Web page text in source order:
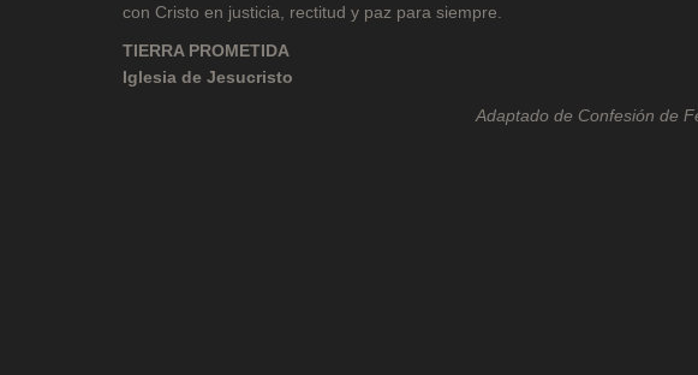
con Cristo en justicia, rectitud y paz para siempre.
TIERRA PROMETIDA
Iglesia de Jesucristo
Adaptado de Confesión de